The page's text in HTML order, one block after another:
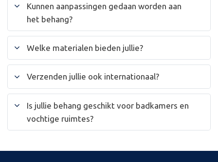
Kunnen aanpassingen gedaan worden aan
het behang?
Welke materialen bieden jullie?
Verzenden jullie ook internationaal?
Is jullie behang geschikt voor badkamers en
vochtige ruimtes?